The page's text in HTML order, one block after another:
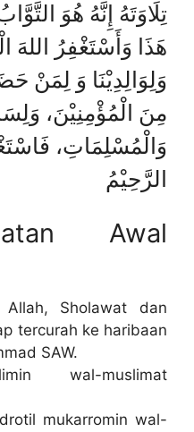
تِلَاوَتَهُ إِنَّهُ هُوَ
هَذَا وَأَسْتَغْفِرُ اللهَ
وَلِوَالِدِيْنَا وَ لِمَنْ
مِنَ الْمُؤْمِنِيْنَ،
وَالْمُسْلِمَاتِ،
الرَّحِيْمُ
Awal
Sholawat dan
tercurah ke haribaan
SAW.
wal-muslimat
mukarromin wal-